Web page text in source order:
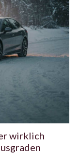
wirklich